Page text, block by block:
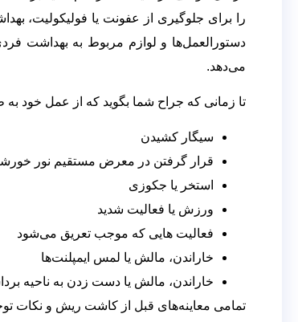
را برای جلوگیری از عفونت یا فولیکولیت،
دستورالعمل‌ها و لوازم مربوط به بهداشت
می‌دهد.
تا زمانی که جراح شما بگوید که از عمل خود به
سیگار کشیدن
قرار گرفتن در معرض مستقیم نور
استخر یا جکوزی
ورزش یا فعالیت شدید
فعالیت هایی که موجب تعریق می‌شود
خاراندن، مالش یا لمس ایمپلنت‌ها
خاراندن، مالش یا دست زدن به ناحیه
تمامی معاینه‌های قبل از کاشت ریش و نکات